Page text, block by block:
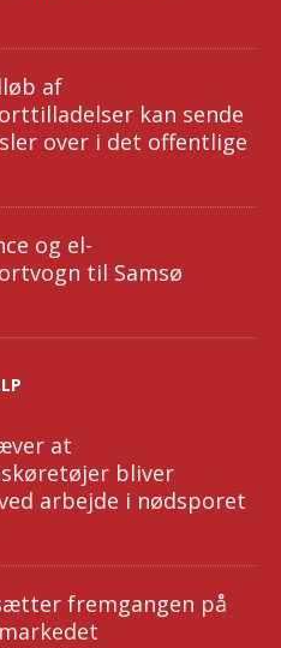
af
kan sende
over i det offentlige
og el-
til Samsø
at
bliver
arbejde i nødsporet
fremgangen på